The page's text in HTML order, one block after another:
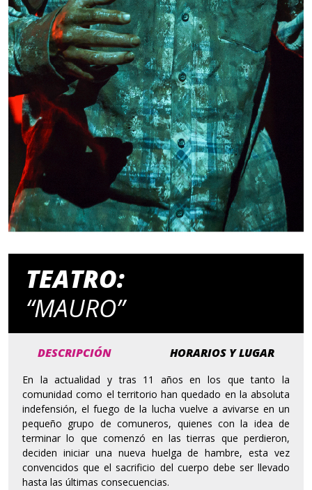
TEATRO:
“MAURO”
DESCRIPCIÓN HORARIOS Y LUGAR
En la actualidad y tras 11 años en los que tanto la
comunidad como el territorio han quedado en la absoluta
indefensión, el fuego de la lucha vuelve a avivarse en un
pequeño grupo de comuneros, quienes con la idea de
terminar lo que comenzó en las tierras que perdieron,
deciden iniciar una nueva huelga de hambre, esta vez
convencidos que el sacrificio del cuerpo debe ser llevado
hasta las últimas consecuencias.